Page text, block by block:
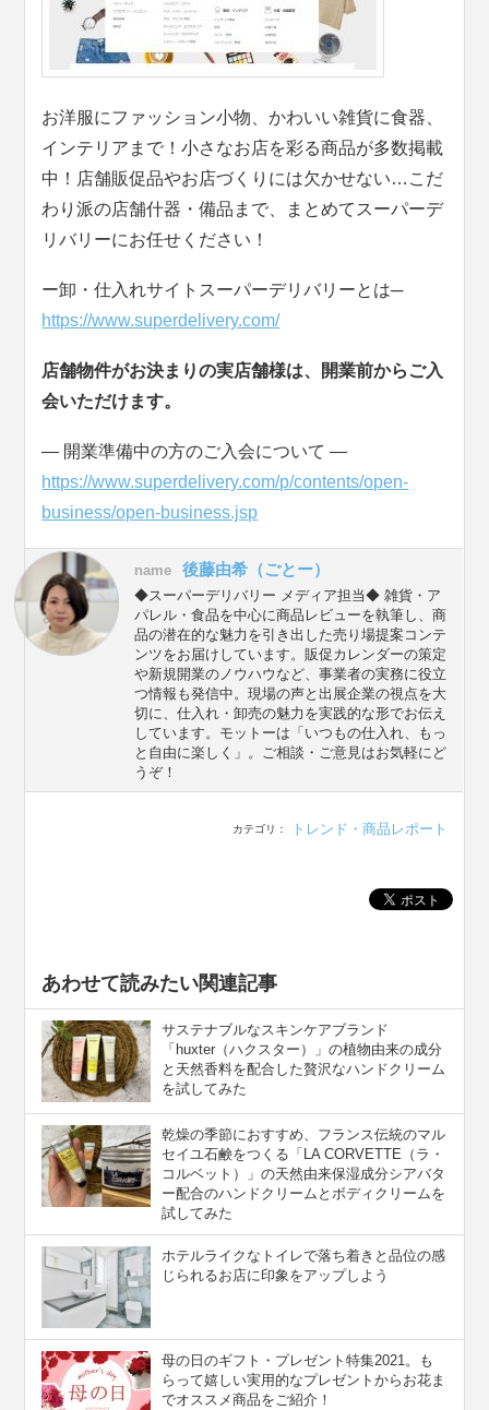
お洋服にファッション小物、かわいい雑貨に食器、
インテリアまで！小さなお店を彩る商品が多数掲載
中！店舗販促品やお店づくりには欠かせない…こだ
わり派の店舗什器・備品まで、まとめてスーパーデ
リバリーにお任せください！
ー卸・仕入れサイトスーパーデリバリーとは─
https://www.superdelivery.com/
店舗物件がお決まりの実店舗様は、開業前からご入
会いただけます。
― 開業準備中の方のご入会について ―
https://www.superdelivery.com/p/contents/open-
business/open-business.jsp
name 後藤由希（ごとー）
◆スーパーデリバリー メディア担当◆ 雑貨・ア
パレル・食品を中心に商品レビューを執筆し、商
品の潜在的な魅力を引き出した売り場提案コンテ
ンツをお届けしています。販促カレンダーの策定
や新規開業のノウハウなど、事業者の実務に役立
つ情報も発信中。現場の声と出展企業の視点を大
切に、仕入れ・卸売の魅力を実践的な形でお伝え
しています。モットーは「いつもの仕入れ、もっ
と自由に楽しく」。ご相談・ご意見はお気軽にど
うぞ！
カテゴリ： トレンド・商品レポート
あわせて読みたい関連記事
サステナブルなスキンケアブランド
「huxter（ハクスター）」の植物由来の成分
と天然香料を配合した贅沢なハンドクリーム
を試してみた
乾燥の季節におすすめ、フランス伝統のマル
セイユ石鹸をつくる「LA CORVETTE（ラ・
コルベット）」の天然由来保湿成分シアバタ
ー配合のハンドクリームとボディクリームを
試してみた
ホテルライクなトイレで落ち着きと品位の感
じられるお店に印象をアップしよう
母の日のギフト・プレゼント特集2021。も
らって嬉しい実用的なプレゼントからお花ま
でオススメ商品をご紹介！